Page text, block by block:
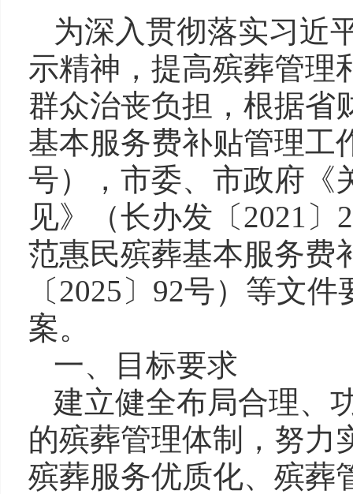
为深入贯彻落实习近
示精神，提高殡葬管理
群众治丧负担，根据省
基本服务费补贴管理工
号），市委、市政府《
见》（长办发〔2021
范惠民殡葬基本服务费
〔2025〕92号）等文
案。
一、目标要求
建立健全布局合理、
的殡葬管理体制，努力
殡葬服务优质化、殡葬